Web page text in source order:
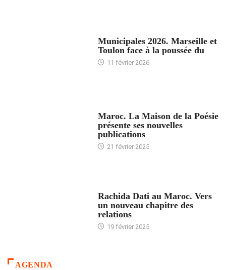
Municipales 2026. Marseille et
Toulon face à la poussée du
11 février 2026
Maroc. La Maison de la Poésie
présente ses nouvelles
publications
21 février 2025
Rachida Dati au Maroc. Vers
un nouveau chapitre des
relations
19 février 2025
AGENDA